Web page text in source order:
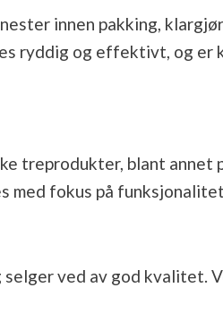
innen pakking,
ryddig og effektivt, og er
treprodukter, blant annet
med fokus på
selger ved av god kvalitet.